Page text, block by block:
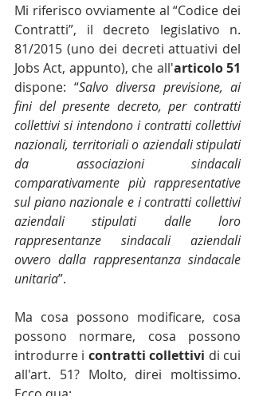
Mi riferisco ovviamente al “Codice dei
Contratti”, il decreto legislativo n.
81/2015 (uno dei decreti attuativi del
Jobs Act, appunto), che all'articolo 51
dispone: “Salvo diversa previsione, ai
fini del presente decreto, per contratti
collettivi si intendono i contratti collettivi
nazionali, territoriali o aziendali stipulati
da associazioni sindacali
comparativamente più rappresentative
sul piano nazionale e i contratti collettivi
aziendali stipulati dalle loro
rappresentanze sindacali aziendali
ovvero dalla rappresentanza sindacale
unitaria”.
Ma cosa possono modificare, cosa
possono normare, cosa possono
introdurre i contratti collettivi di cui
all'art. 51? Molto, direi moltissimo.